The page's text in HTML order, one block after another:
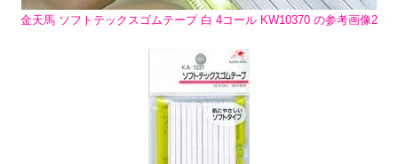
金天馬 ソフトテックスゴムテープ 白 4コール KW10370 の参考画像2